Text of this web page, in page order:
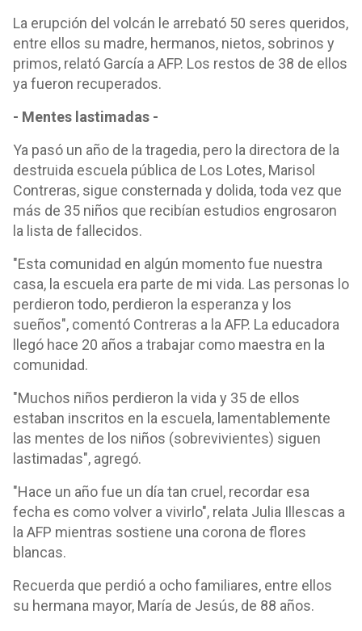
La erupción del volcán le arrebató 50 seres queridos,
entre ellos su madre, hermanos, nietos, sobrinos y
primos, relató García a AFP. Los restos de 38 de ellos
ya fueron recuperados.
- Mentes lastimadas -
Ya pasó un año de la tragedia, pero la directora de la
destruida escuela pública de Los Lotes, Marisol
Contreras, sigue consternada y dolida, toda vez que
más de 35 niños que recibían estudios engrosaron
la lista de fallecidos.
"Esta comunidad en algún momento fue nuestra
casa, la escuela era parte de mi vida. Las personas lo
perdieron todo, perdieron la esperanza y los
sueños", comentó Contreras a la AFP. La educadora
llegó hace 20 años a trabajar como maestra en la
comunidad.
"Muchos niños perdieron la vida y 35 de ellos
estaban inscritos en la escuela, lamentablemente
las mentes de los niños (sobrevivientes) siguen
lastimadas", agregó.
"Hace un año fue un día tan cruel, recordar esa
fecha es como volver a vivirlo", relata Julia Illescas a
la AFP mientras sostiene una corona de flores
blancas.
Recuerda que perdió a ocho familiares, entre ellos
su hermana mayor, María de Jesús, de 88 años.